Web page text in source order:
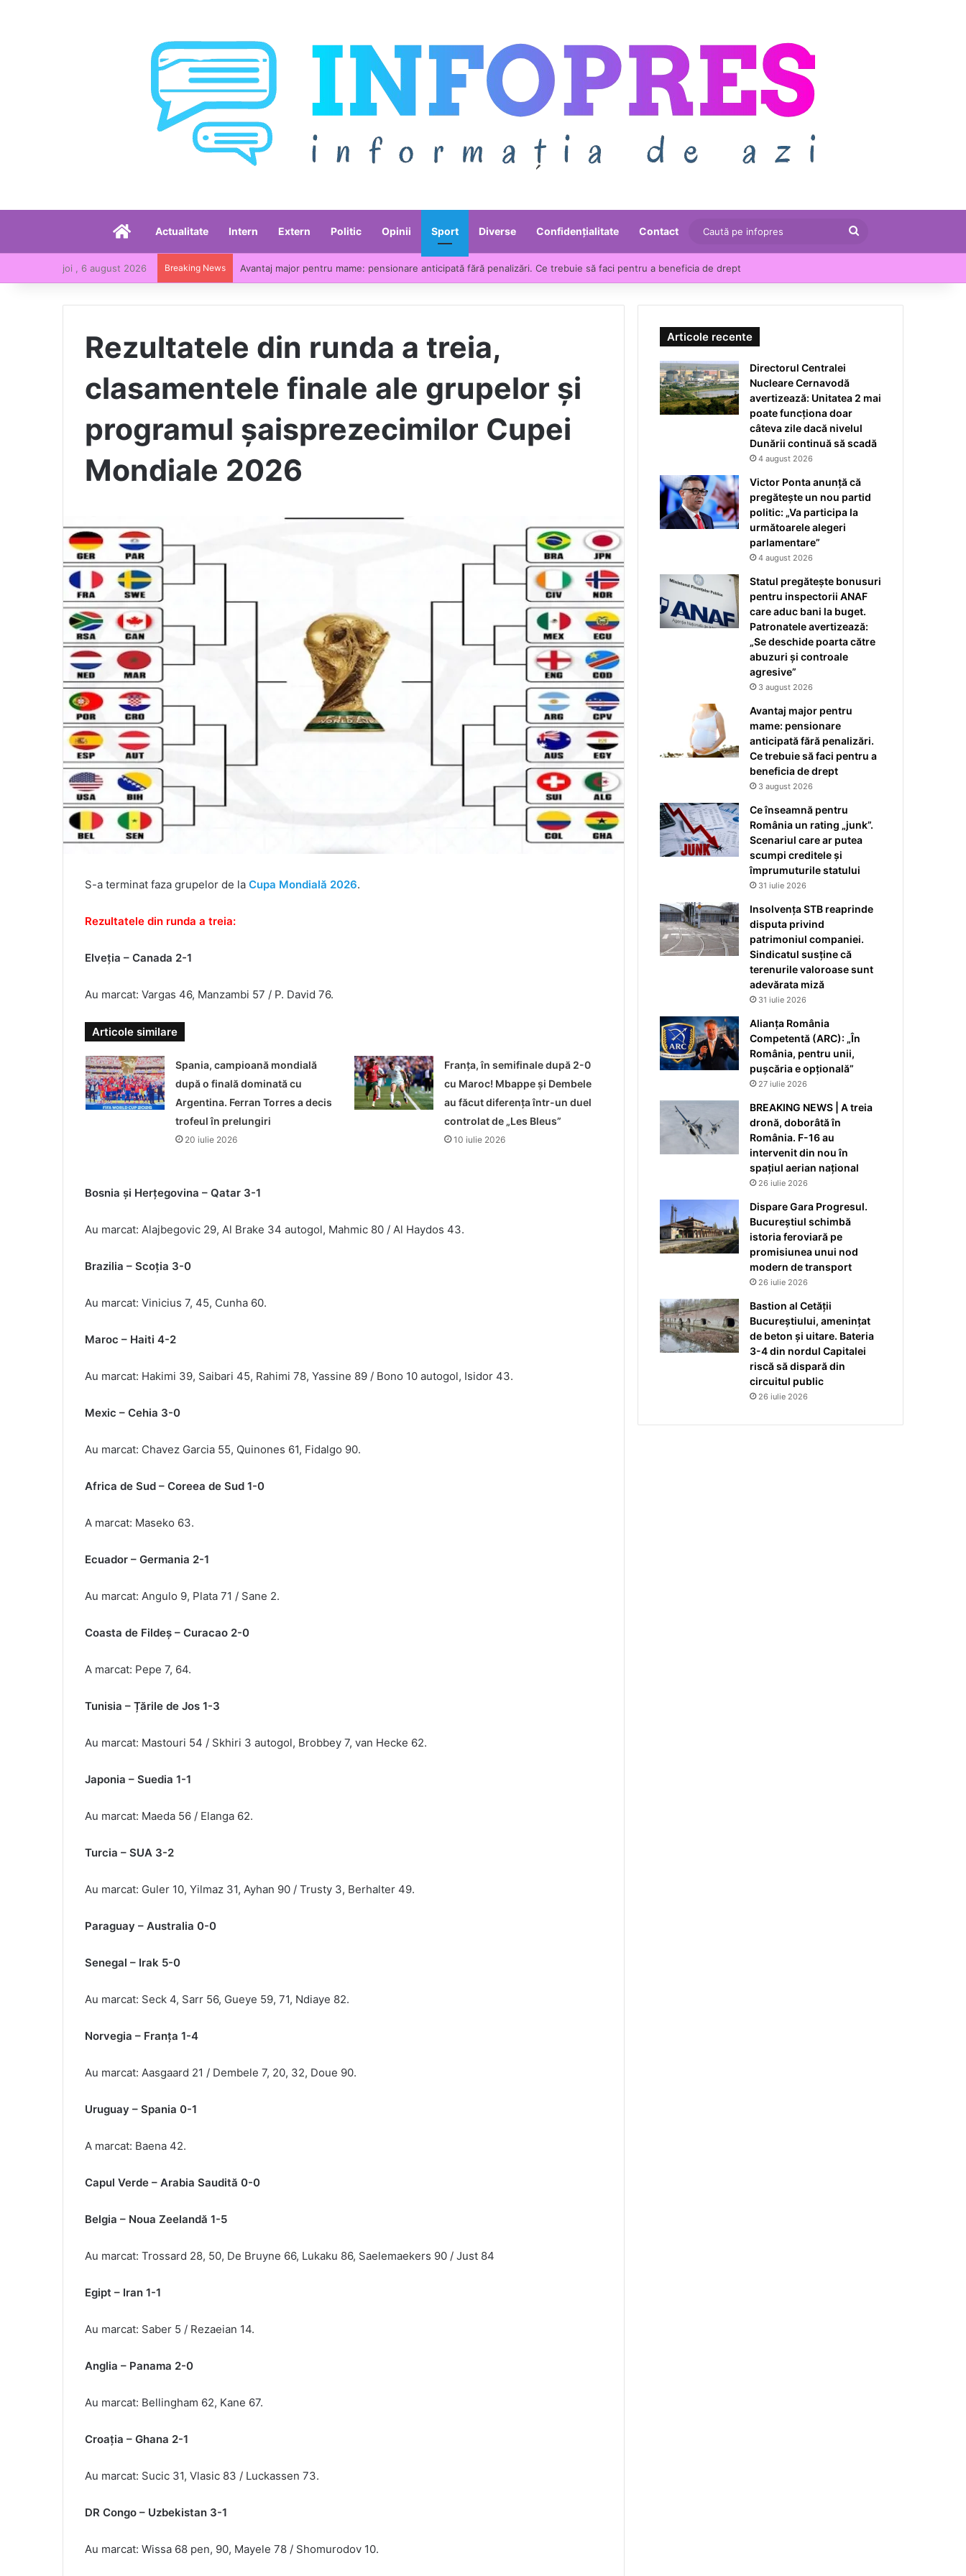
AcasăActualitate Intern Extern Politic Opinii Sport Diverse Confidențialitate Contact
Caută
pe
infopres
joi , 6 august 2026 Breaking News Avantaj major pentru mame: pensionare anticipată fără penalizări. Ce trebuie să faci pentru a beneficia de drept
Rezultatele din runda a treia,
clasamentele finale ale grupelor și
programul șaisprezecimilor Cupei
Mondiale 2026
S-a terminat faza grupelor de la Cupa Mondială 2026.
Rezultatele din runda a treia:
Elveţia – Canada 2-1
Au marcat: Vargas 46, Manzambi 57 / P. David 76.
Articole similare
Spania, campioană mondială
după o finală dominată cu
Argentina. Ferran Torres a decis
trofeul în prelungiri
20 iulie 2026
Franța, în semifinale după 2-0
cu Maroc! Mbappe și Dembele
au făcut diferența într-un duel
controlat de „Les Bleus”
10 iulie 2026
Bosnia și Herțegovina – Qatar 3-1
Au marcat: Alajbegovic 29, Al Brake 34 autogol, Mahmic 80 / Al Haydos 43.
Brazilia – Scoția 3-0
Au marcat: Vinicius 7, 45, Cunha 60.
Maroc – Haiti 4-2
Au marcat: Hakimi 39, Saibari 45, Rahimi 78, Yassine 89 / Bono 10 autogol, Isidor 43.
Mexic – Cehia 3-0
Au marcat: Chavez Garcia 55, Quinones 61, Fidalgo 90.
Africa de Sud – Coreea de Sud 1-0
A marcat: Maseko 63.
Ecuador – Germania 2-1
Au marcat: Angulo 9, Plata 71 / Sane 2.
Coasta de Fildeş – Curacao 2-0
A marcat: Pepe 7, 64.
Tunisia – Țările de Jos 1-3
Au marcat: Mastouri 54 / Skhiri 3 autogol, Brobbey 7, van Hecke 62.
Japonia – Suedia 1-1
Au marcat: Maeda 56 / Elanga 62.
Turcia – SUA 3-2
Au marcat: Guler 10, Yilmaz 31, Ayhan 90 / Trusty 3, Berhalter 49.
Paraguay – Australia 0-0
Senegal – Irak 5-0
Au marcat: Seck 4, Sarr 56, Gueye 59, 71, Ndiaye 82.
Norvegia – Franţa 1-4
Au marcat: Aasgaard 21 / Dembele 7, 20, 32, Doue 90.
Uruguay – Spania 0-1
A marcat: Baena 42.
Capul Verde – Arabia Saudită 0-0
Belgia – Noua Zeelandă 1-5
Au marcat: Trossard 28, 50, De Bruyne 66, Lukaku 86, Saelemaekers 90 / Just 84
Egipt – Iran 1-1
Au marcat: Saber 5 / Rezaeian 14.
Anglia – Panama 2-0
Au marcat: Bellingham 62, Kane 67.
Croaţia – Ghana 2-1
Au marcat: Sucic 31, Vlasic 83 / Luckassen 73.
DR Congo – Uzbekistan 3-1
Au marcat: Wissa 68 pen, 90, Mayele 78 / Shomurodov 10.
Articole recente
Directorul Centralei
Nucleare Cernavodă
avertizează: Unitatea 2 mai
poate funcționa doar
câteva zile dacă nivelul
Dunării continuă să scadă
4 august 2026
Victor Ponta anunță că
pregătește un nou partid
politic: „Va participa la
următoarele alegeri
parlamentare”
4 august 2026
Statul pregătește bonusuri
pentru inspectorii ANAF
care aduc bani la buget.
Patronatele avertizează:
„Se deschide poarta către
abuzuri și controale
agresive”
3 august 2026
Avantaj major pentru
mame: pensionare
anticipată fără penalizări.
Ce trebuie să faci pentru a
beneficia de drept
3 august 2026
Ce înseamnă pentru
România un rating „junk”.
Scenariul care ar putea
scumpi creditele și
împrumuturile statului
31 iulie 2026
Insolvența STB reaprinde
disputa privind
patrimoniul companiei.
Sindicatul susține că
terenurile valoroase sunt
adevărata miză
31 iulie 2026
Alianța România
Competentă (ARC): „În
România, pentru unii,
pușcăria e opțională”
27 iulie 2026
BREAKING NEWS | A treia
dronă, doborâtă în
România. F-16 au
intervenit din nou în
spațiul aerian național
26 iulie 2026
Dispare Gara Progresul.
Bucureștiul schimbă
istoria feroviară pe
promisiunea unui nod
modern de transport
26 iulie 2026
Bastion al Cetății
Bucureștiului, amenințat
de beton și uitare. Bateria
3-4 din nordul Capitalei
riscă să dispară din
circuitul public
26 iulie 2026